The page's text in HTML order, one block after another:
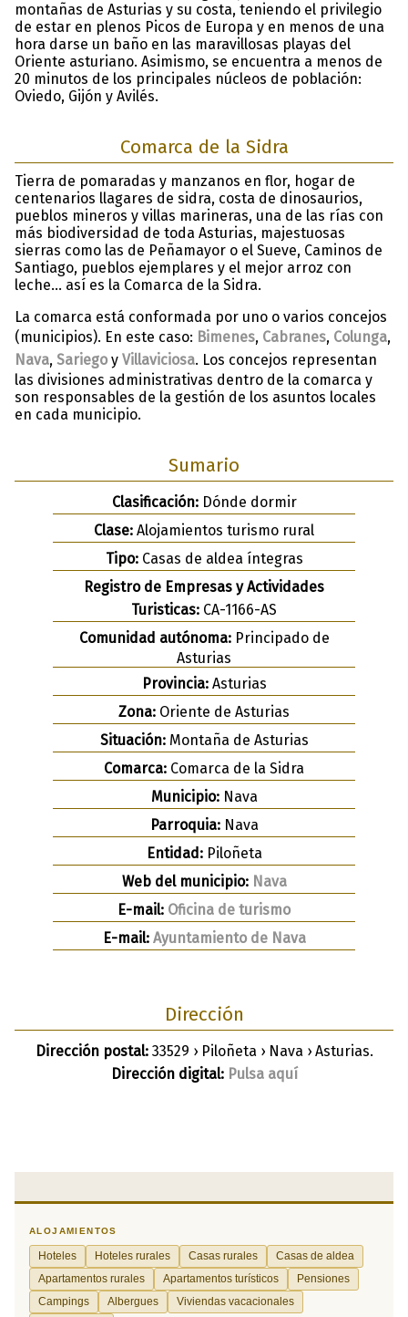
montañas de Asturias y su costa, teniendo el privilegio
de estar en plenos Picos de Europa y en menos de una
hora darse un baño en las maravillosas playas del
Oriente asturiano. Asimismo, se encuentra a menos de
20 minutos de los principales núcleos de población:
Oviedo, Gijón y Avilés.
Comarca de la Sidra
Tierra de pomaradas y manzanos en flor, hogar de
centenarios llagares de sidra, costa de dinosaurios,
pueblos mineros y villas marineras, una de las rías con
más biodiversidad de toda Asturias, majestuosas
sierras como las de Peñamayor o el Sueve, Caminos de
Santiago, pueblos ejemplares y el mejor arroz con
leche… así es la Comarca de la Sidra.
La comarca está conformada por uno o varios concejos
(municipios). En este caso: Bimenes, Cabranes, Colunga,
Nava, Sariego y Villaviciosa. Los concejos representan
las divisiones administrativas dentro de la comarca y
son responsables de la gestión de los asuntos locales
en cada municipio.
Sumario
Clasificación:Dónde dormir
Clase: Alojamientos turismo rural
Tipo:Casas de aldea íntegras
Registro de Empresas y Actividades
Turisticas: CA-1166-AS
Comunidad autónoma:Principado de
Asturias
Provincia:Asturias
Zona: Oriente de Asturias
Situación:Montaña de Asturias
Comarca: Comarca de la Sidra
Municipio:Nava
Parroquia:Nava
Entidad:Piloñeta
Web del municipio: Nava
E-mail: Oficina de turismo
E-mail: Ayuntamiento de Nava
Dirección
Dirección postal:33529 › Piloñeta › Nava › Asturias.
Dirección digital: Pulsa aquí